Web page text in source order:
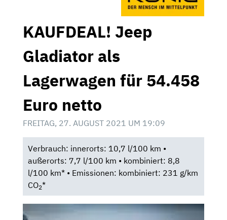
KAUFDEAL! Jeep
Gladiator als
Lagerwagen für 54.458
Euro netto
FREITAG, 27. AUGUST 2021 UM 19:09
Verbrauch: innerorts: 10,7 l/100 km •
außerorts: 7,7 l/100 km • kombiniert: 8,8
l/100 km* • Emissionen: kombiniert: 231 g/km
CO2*